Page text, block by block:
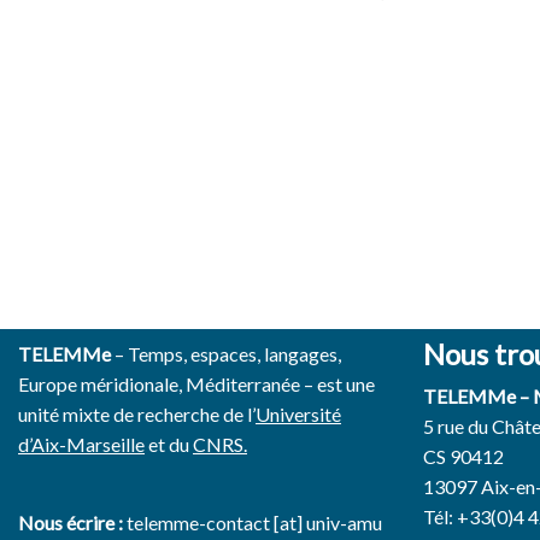
TELEMMe– Temps, espaces, langages,
Europe méridionale, Méditerranée – est une
unité mixte de recherche de l’Université
d’Aix-Marseilleet duCNRS.
Nous écrire :telemme-contact [at] univ-amu
Nous
TELEMMe –
5 rue du
CS 90412
13097 Aix-
Tél: +33(0)4